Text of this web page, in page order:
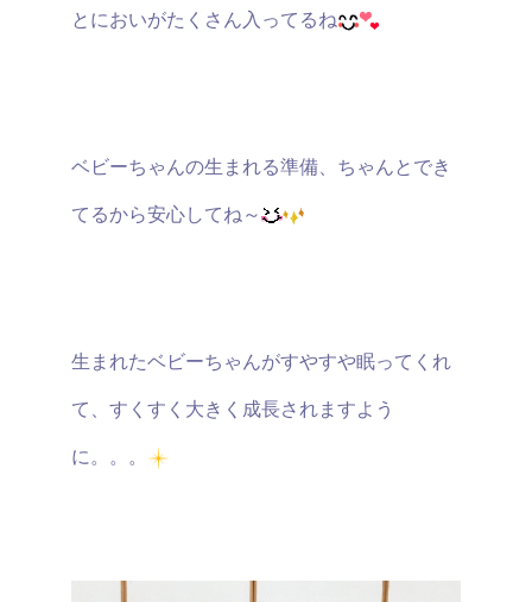
とにおいがたくさん入ってるね
ベビーちゃんの生まれる準備、ちゃんとでき
てるから安心してね～
生まれたベビーちゃんがすやすや眠ってくれ
て、すくすく大きく成長されますよう
に。。。